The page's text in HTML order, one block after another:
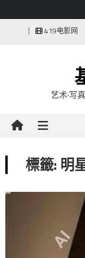
419电影网
艺术·写
標籤: 明